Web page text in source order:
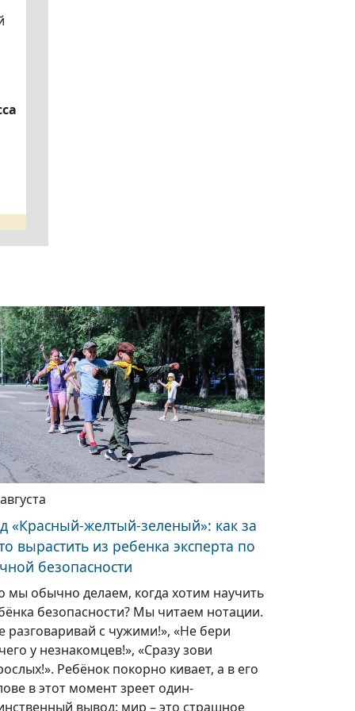
«Красный-желтый-зеленый»: как за
вырастить из ребенка эксперта по
безопасности
мы обычно делаем, когда хотим научить
безопасности? Мы читаем нотации.
разговаривай с чужими!», «Не бери
у незнакомцев!», «Сразу зови
Ребёнок покорно кивает, а в его
в этот момент зреет один-
вывод: мир – это страшное